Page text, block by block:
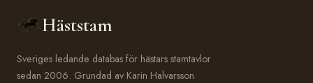
Häststam
Sveriges ledande databas för hästars stamtavlor
sedan 2006. Grundad av Karin Halvarsson